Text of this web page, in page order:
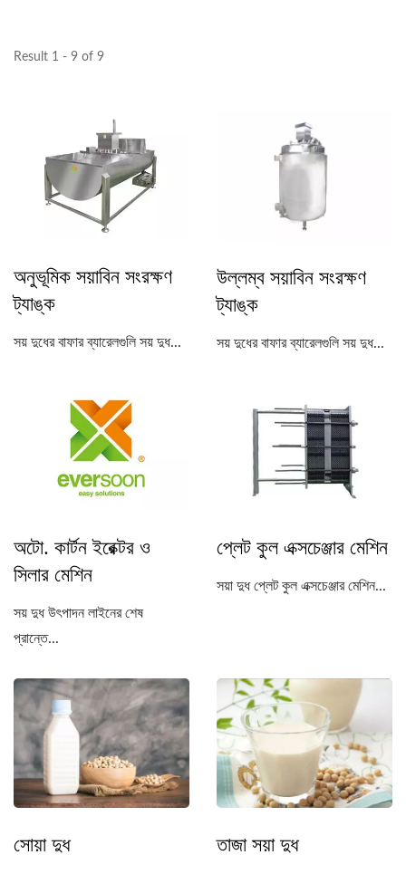
Result 1 - 9 of 9
অনুভূমিক সয়াবিন সংরক্ষণ
ট্যাঙ্ক
সয় দুধের বাফার ব্যারেলগুলি সয় দুধ...
উল্লম্ব সয়াবিন সংরক্ষণ
ট্যাঙ্ক
সয় দুধের বাফার ব্যারেলগুলি সয় দুধ...
অটো. কার্টন ইরেক্টর ও
সিলার মেশিন
সয় দুধ উৎপাদন লাইনের শেষ
প্রান্তে...
প্লেট কুল এক্সচেঞ্জার মেশিন
সয়া দুধ প্লেট কুল এক্সচেঞ্জার মেশিন...
সোয়া দুধ তাজা সয়া দুধ